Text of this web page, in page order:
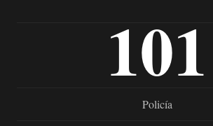
101
Policía